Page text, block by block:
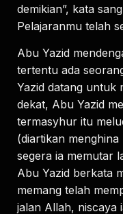
demikian”, kata
Pelajaranmu telah
Abu Yazid
tertentu ada
Yazid datang untuk
dekat, Abu Yazid
termasyhur itu
(diartikan
segera ia memutar
Abu Yazid berkata
memang telah
jalan Allah, niscaya